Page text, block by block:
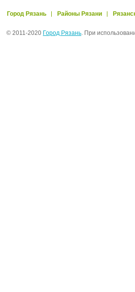
Город Рязань Районы Рязани
© 2011-2020 Город Рязань. При